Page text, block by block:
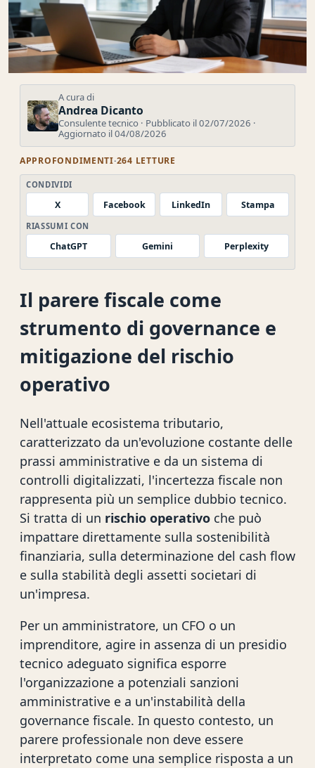
A cura di
Andrea Dicanto
Consulente tecnico · Pubblicato il 02/07/2026 ·
Aggiornato il 04/08/2026
APPROFONDIMENTI·264 LETTURE
CONDIVIDI
X Facebook LinkedIn Stampa
RIASSUMI CON
ChatGPT Gemini Perplexity
Il parere fiscale come
strumento di governance e
mitigazione del rischio
operativo
Nell'attuale ecosistema tributario,
caratterizzato da un'evoluzione costante delle
prassi amministrative e da un sistema di
controlli digitalizzati, l'incertezza fiscale non
rappresenta più un semplice dubbio tecnico.
Si tratta di un rischio operativo che può
impattare direttamente sulla sostenibilità
finanziaria, sulla determinazione del cash flow
e sulla stabilità degli assetti societari di
un'impresa.
Per un amministratore, un CFO o un
imprenditore, agire in assenza di un presidio
tecnico adeguato significa esporre
l'organizzazione a potenziali sanzioni
amministrative e a un'instabilità della
governance fiscale. In questo contesto, un
parere professionale non deve essere
interpretato come una semplice risposta a un